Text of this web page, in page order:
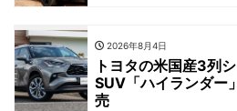
2026年8月4日
トヨタの米国産3列
SUV「ハイランダー
売